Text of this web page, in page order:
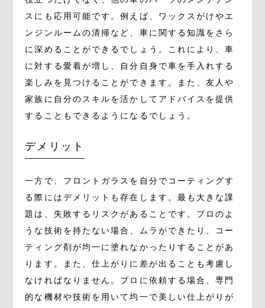
スにも応用可能です。例えば、ワックスがけやエ
ンジンルームの清掃など、車に関する知識をさら
に深めることができるでしょう。これにより、車
に対する愛着が増し、自分自身で車を手入れする
楽しみを見つけることができます。また、友人や
家族に自分のスキルを活かしてアドバイスを提供
することもできるようになるでしょう。
デメリット
一方で、フロントガラスを自分でコーティングす
る際にはデメリットも存在します。最も大きな課
題は、失敗するリスクがあることです。プロのよ
うな技術を持たない場合、ムラができたり、コー
ティング剤が均一に塗れなかったりすることがあ
ります。また、仕上がりに差が出ることも考慮し
なければなりません。プロに依頼する場合、専門
的な機材や技術を用いて均一で美しい仕上がりが